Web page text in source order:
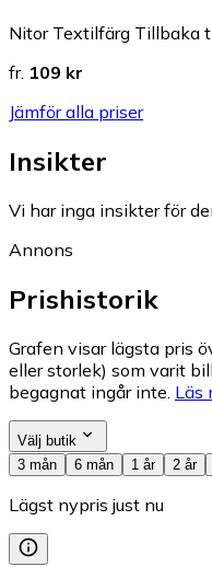
Nitor Textilfärg Tillbaka
fr. 109 kr
Jämför alla priser
Insikter
Vi har inga insikter för
Annons
Prishistorik
Grafen visar lägsta pris
eller storlek) som varit
begagnat ingår inte. Läs
Välj butik
3 mån
6 mån 1 år 2 år
Lägst nypris just nu